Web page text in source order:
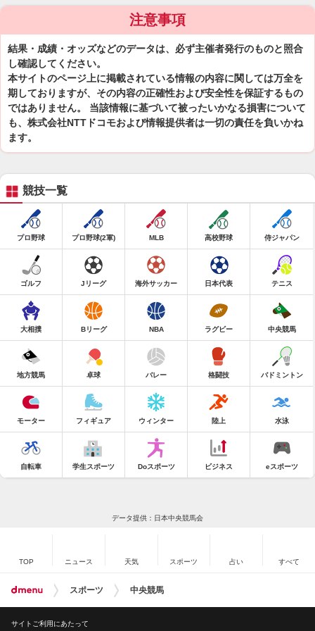
注意事項
結果・成績・オッズなどのデータは、必ず主催者発行のものと照合
し確認してください。
本サイトのページ上に掲載されている情報の内容に関しては万全を
期しておりますが、その内容の正確性および安全性を保証するもの
ではありません。 当該情報に基づいて被ったいかなる損害について
も、株式会社NTTドコモおよび情報提供者は一切の責任を負いかね
ます。
競技一覧
プロ野球 プロ野球(2軍) MLB 高校野球 侍ジャパン
ゴルフ Jリーグ 海外サッカー 日本代表 テニス
大相撲 Bリーグ NBA ラグビー 中央競馬
地方競馬 卓球 バレー 格闘技 バドミントン
モーター フィギュア ウィンター 陸上 水泳
自転車 学生スポーツ Doスポーツ ビジネス eスポーツ
データ提供：日本中央競馬会
TOP ニュース 天気 スポーツ 占い すべて
スポーツ 中央競馬
サイトご利用にあたって